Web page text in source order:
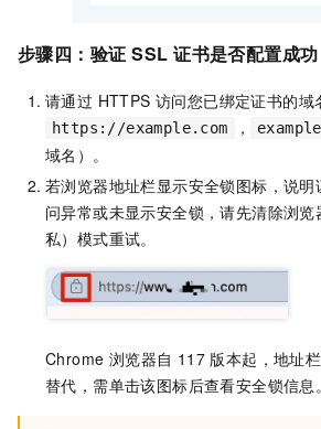
步骤四：验证 SSL 证书是否配置成功
请通过 HTTPS 访问您已绑定证书的域
https://example.com ，
域名）。
若浏览器地址栏显示安全锁图标，说
问异常或未显示安全锁，请先清除浏
私）模式重试。
Chrome 浏览器自 117 版本起，地址
替代，需单击该图标后查看安全锁信息。